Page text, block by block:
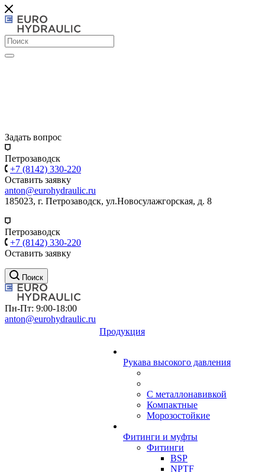
Задать вопрос
Петрозаводск
+7 (8142) 330-220
Оставить заявку
anton@eurohydraulic.ru
185023, г. Петрозаводск, ул.Новосулажгорская, д. 8
Петрозаводск
+7 (8142) 330-220
Оставить заявку
Поиск
Пн-Пт: 9:00-18:00
anton@eurohydraulic.ru
Продукция
Рукава высокого давления
С металлонавивкой
Компактные
Морозостойкие
Фитинги и муфты
Фитинги
BSP
NPTF